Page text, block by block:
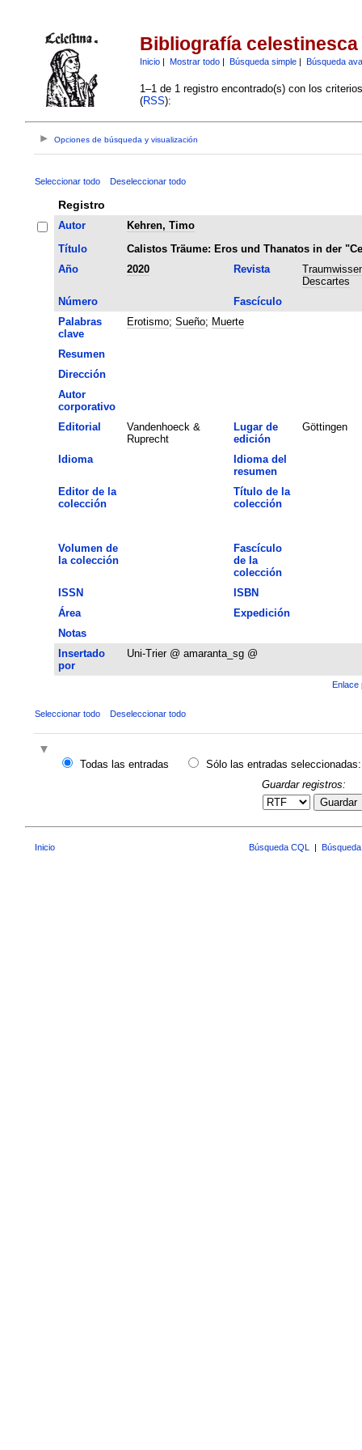
Bibliografía celestinesca
Inicio| Mostrar todo| Búsqueda simple| Búsqueda
1–1 de 1 registro encontrado(s) con los
(RSS):
Opciones de búsqueda y visualización
Seleccionar todo Deseleccionar todo
Registro
Autor
Kehren, Timo
Título
Calistos Träume: Eros und Thanatos in der
Año
2020 Revista
Descartes
Número
Fascículo
Palabras
clave
Erotismo; Sueño; Muerte
Resumen
Dirección
Autor
corporativo
Editorial
Vandenhoeck &
Ruprecht
Lugar de
edición
Göttingen
Idioma
Idioma del
resumen
Editor de la
colección
Título de la
colección
Volumen de
la colección
Fascículo
de la
colección
ISSN
ISBN
Área
Expedición
Notas
Insertado
por
Uni-Trier @ amaranta_sg @
Enlace
Seleccionar todo Deseleccionar todo
Todas las entradas
Sólo las entradas seleccionadas:
Guardar registros:
Guardar
Inicio Búsqueda CQL